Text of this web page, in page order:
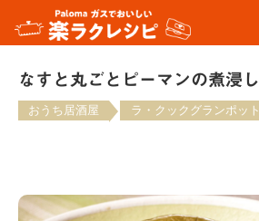
なすと丸ごとピーマンの煮浸し
おうち居酒屋 ラ・クックグランポット